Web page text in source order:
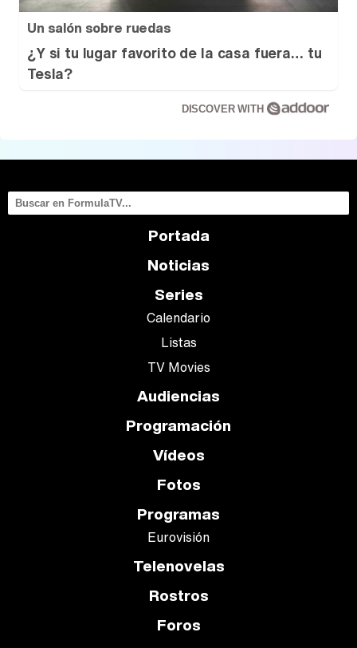
Un salón sobre ruedas
¿Y si tu lugar favorito de la casa fuera… tu
Tesla?
DISCOVER WITH
Portada
Noticias
Series
Calendario
Listas
TV Movies
Audiencias
Programación
Vídeos
Fotos
Programas
Eurovisión
Telenovelas
Rostros
Foros